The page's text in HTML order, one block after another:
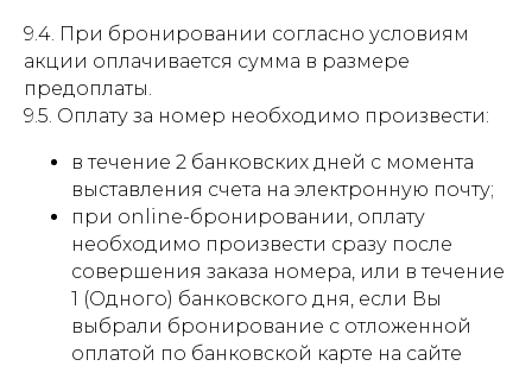
9.4. При бронировании согласно условиям
акции оплачивается сумма в размере
предоплаты.
9.5. Оплату за номер необходимо произвести:
в течение 2 банковских дней с момента
выставления счета на электронную почту;
при оnline-бронировании, оплату
необходимо произвести сразу после
совершения заказа номера, или в течение
1 (Одного) банковского дня, если Вы
выбрали бронирование с отложенной
оплатой по банковской карте на сайте